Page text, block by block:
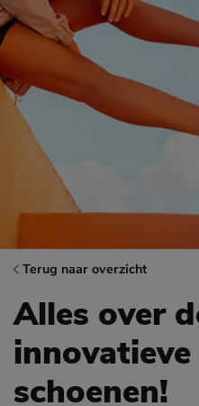
Terug naar overzicht
Alles over
innovatieve
schoenen!